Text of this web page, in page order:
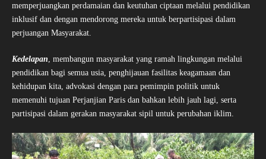
memperjuangkan perdamaian dan keutuhan ciptaan melalui pendidikan
inklusif dan dengan mendorong mereka untuk berpartisipasi dalam
perjuangan Masyarakat.
Kedelapan , membangun masyarakat yang ramah lingkungan melalui
pendidikan bagi semua usia, penghijauan fasilitas keagamaan dan
kehidupan kita, advokasi dengan para pemimpin politik untuk
memenuhi tujuan Perjanjian Paris dan bahkan lebih jauh lagi, serta
partisipasi dalam gerakan masyarakat sipil untuk perubahan iklim.